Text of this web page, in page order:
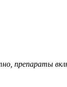
препараты